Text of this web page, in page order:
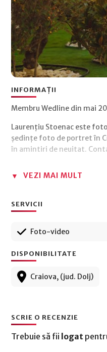
INFORMAȚII
Membru Wedline din mai
Laurențiu Stoenac este
ședințe foto de portret în
în amintiri de neuitat.
VEZI MAI MULT
SERVICII
Foto-video
DISPONIBILITATE
Craiova, (jud. Dolj)
SCRIE O RECENZIE
Trebuie să fii logat